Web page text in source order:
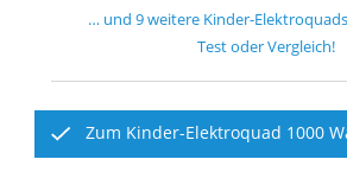
… und 9weitere Kinder-
Test oder Vergleich!
Zum Kinder-Elektroquad 1000